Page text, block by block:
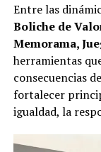
Entre las
Boliche de
Memorama,
herramientas
consecuencias
fortalecer
igualdad, la